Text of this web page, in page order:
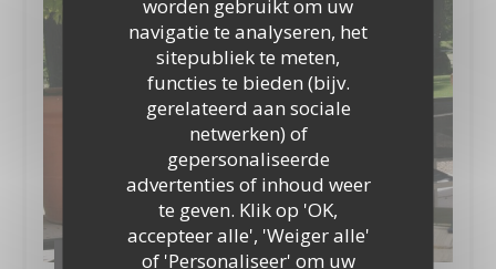
navigatie te analyseren, het
sitepubliek te meten,
functies te bieden (bijv.
gerelateerd aan sociale
netwerken) of
gepersonaliseerde
advertenties of inhoud weer
te geven. Klik op 'OK,
accepteer alle', 'Weiger alle'
of 'Personaliseer' om uw
Côté Terrasse